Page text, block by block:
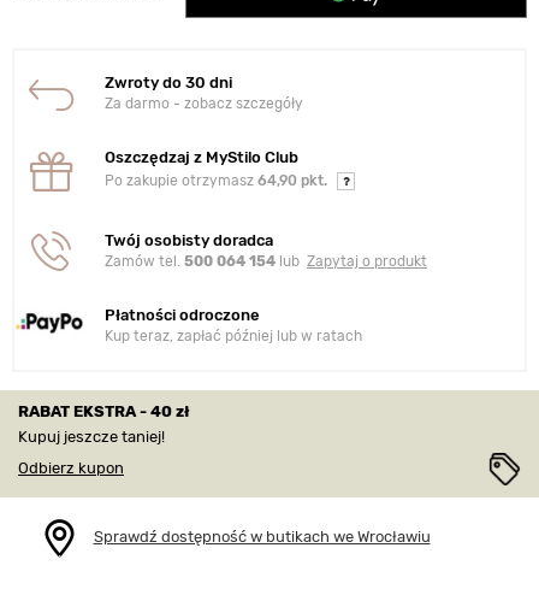
Zwroty do 30 dni
Za darmo - zobacz szczegóły
Oszczędzaj z MyStilo Club
Po zakupie otrzymasz 64,90 pkt.
Twój osobisty doradca
Zamów tel. 500 064 154 lub Zapytaj o produkt
Płatności odroczone
Kup teraz, zapłać później lub w ratach
RABAT EKSTRA - 40 zł
Kupuj jeszcze taniej!
Odbierz kupon
Sprawdź dostępność w butikach we Wrocławiu